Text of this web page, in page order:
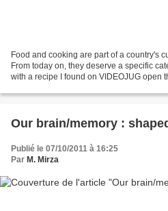
Food and cooking are part of a country's
From today on, they deserve a specific
with a recipe I found on VIDEOJUG open
Our brain/memory :
Publié le 07/10/2011 à 16:25
Par M. Mirza